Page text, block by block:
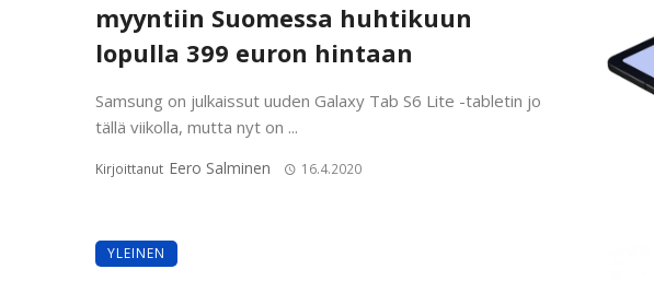
myyntiin Suomessa huhtikuun
lopulla 399 euron hintaan
Samsung on julkaissut uuden Galaxy Tab S6 Lite -tabletin jo
tällä viikolla, mutta nyt on ...
Kirjoittanut Eero Salminen 16.4.2020
YLEINEN